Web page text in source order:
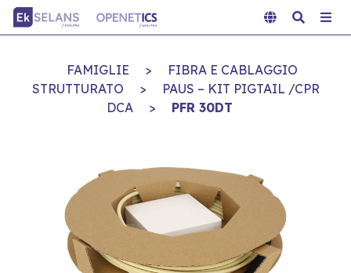
FAMIGLIE >
FIBRA E CABLAGGIO
STRUTTURATO
>
PAUS – KIT PIGTAIL /CPR
DCA
> PFR 30DT